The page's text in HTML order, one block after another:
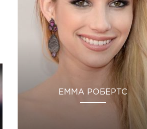
ЕММА РОБЕРТС